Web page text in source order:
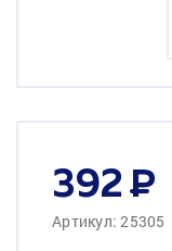
392
Артикул: 25305